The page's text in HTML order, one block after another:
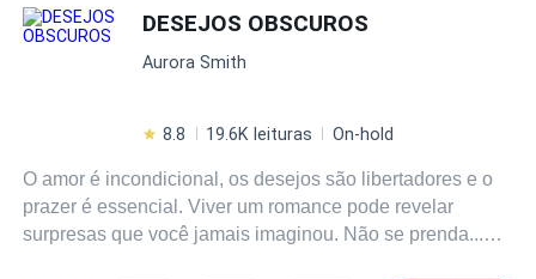
DESEJOS OBSCUROS
Aurora Smith
8.8 19.6K leituras On-hold
O amor é incondicional, os desejos são libertadores e o
prazer é essencial. Viver um romance pode revelar
surpresas que você jamais imaginou. Não se prenda...